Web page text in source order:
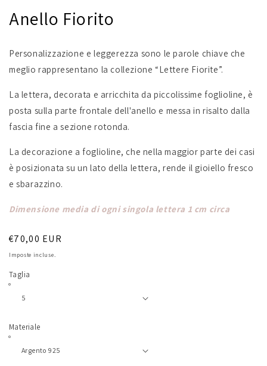
Anello Fiorito
Personalizzazione e leggerezza sono le parole chiave che
meglio rappresentano la collezione “Lettere Fiorite”.
La lettera, decorata e arricchita da piccolissime foglioline, è
posta sulla parte frontale dell'anello e messa in risalto dalla
fascia fine a sezione rotonda.
La decorazione a foglioline, che nella maggior parte dei casi
è posizionata su un lato della lettera, rende il gioiello fresco
e sbarazzino.
Dimensione media di ogni singola lettera 1 cm circa
Prezzo
di
€70,00 EUR
Imposte incluse.
Taglia
Materiale